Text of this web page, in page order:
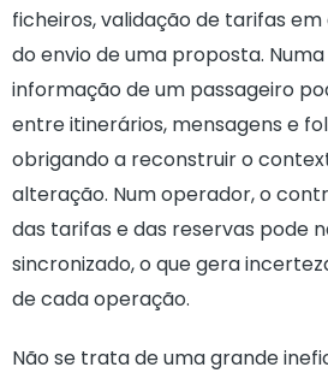
ficheiros, validação de tarifas
do envio de uma proposta.
informação de um passageiro
entre itinerários, mensagens e
obrigando a reconstruir o
alteração. Num operador, o
das tarifas e das reservas pode
sincronizado, o que gera
de cada operação.
Não se trata de uma grande